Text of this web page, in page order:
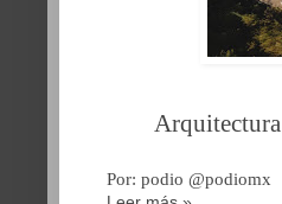
Arquitectura
Por: podio @podiomx